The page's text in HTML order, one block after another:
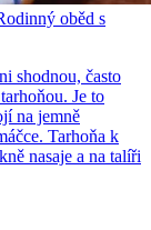
oběd s
shodnou, často
Je to
na jemně
Tarhoňa k
nasaje a na talíři